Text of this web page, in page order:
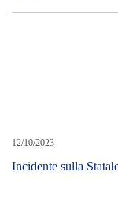
12/10/2023
Incidente sulla